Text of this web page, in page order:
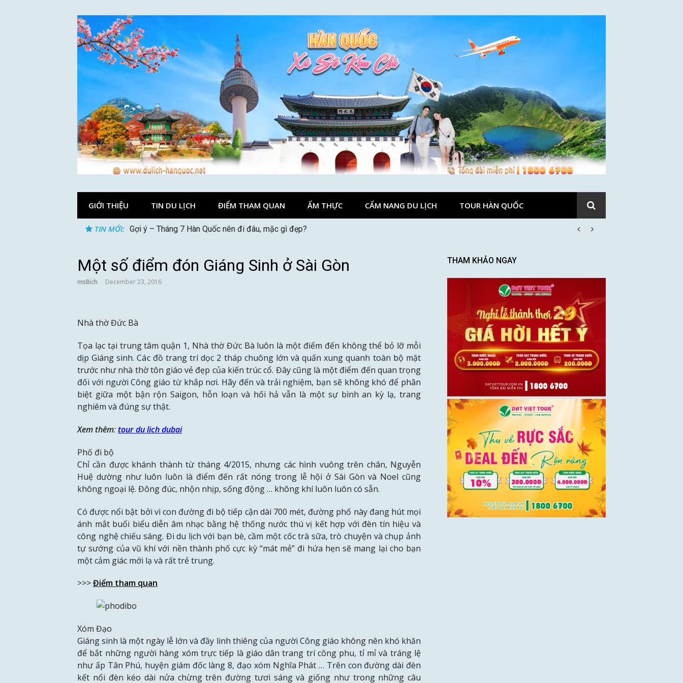
GIỚI THIỆU TIN DU LỊCH ĐIỂM THAM QUAN ẨM THỰC CẨM NANG DU LỊCH TOUR HÀN QUỐC
TIN MỚI: Gợi ý – Tháng 7 Hàn Quốc nên đi đâu, mặc gì đẹp?
Một số điểm đón Giáng Sinh ở Sài Gòn
msBich December 23, 2016
Nhà thờ Đức Bà
Tọa lạc tại trung tâm quận 1, Nhà thờ Đức Bà luôn là một điểm đến không thể bỏ lỡ mỗi
dịp Giáng sinh. Các đồ trang trí dọc 2 tháp chuông lớn và quấn xung quanh toàn bộ mặt
trước như nhà thờ tôn giáo vẻ đẹp của kiến trúc cổ. Đây cũng là một điểm đến quan trọng
đối với người Công giáo từ khắp nơi. Hãy đến và trải nghiệm, bạn sẽ không khó để phân
biệt giữa một bận rộn Saigon, hỗn loạn và hối hả vẫn là một sự bình an kỳ lạ, trang
nghiêm và đúng sự thật.
Xem thêm:tour du lich dubai
Phố đi bộ
Chỉ cần được khánh thành từ tháng 4/2015, nhưng các hình vuông trên chân, Nguyễn
Huệ dường như luôn luôn là điểm đến rất nóng trong lễ hội ở Sài Gòn và Noel cũng
không ngoại lệ. Đông đúc, nhộn nhịp, sống động … không khí luôn luôn có sẵn.
Có được nổi bật bởi vì con đường đi bộ tiếp cận dài 700 mét, đường phố này đang hút mọi
ánh mắt buổi biểu diễn âm nhạc bằng hệ thống nước thú vị kết hợp với đèn tín hiệu và
công nghệ chiếu sáng. Đi du lịch với bạn bè, cầm một cốc trà sữa, trò chuyện và chụp ảnh
tự sướng của vũ khí với nền thành phố cực kỳ “mát mẻ” đi hứa hẹn sẽ mang lại cho bạn
một cảm giác mới lạ và rất trẻ trung.
>>>Điểm tham quan
Xóm Đạo
Giáng sinh là một ngày lễ lớn và đầy linh thiêng của người Công giáo không nên khó khăn
để bắt những người hàng xóm trực tiếp là giáo dân trang trí công phu, tỉ mỉ và tráng lệ
như ấp Tân Phú, huyện giám đốc làng 8, đạo xóm Nghĩa Phát … Trên con đường dài đèn
kết nối đèn kéo dài nửa chừng trên đường tươi sáng và giống như trong những câu
THAM KHẢO NGAY